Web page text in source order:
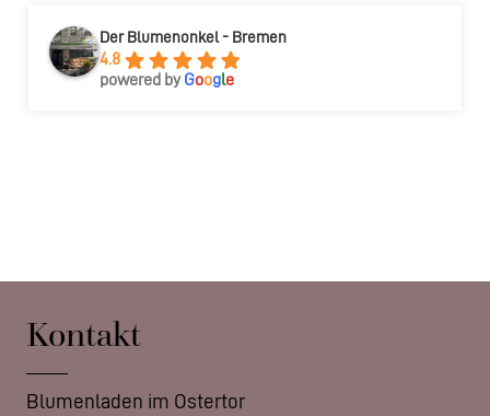
Der Blumenonkel - Bremen
4.8
powered byGoogle
Kontakt
Blumenladen im Ostertor